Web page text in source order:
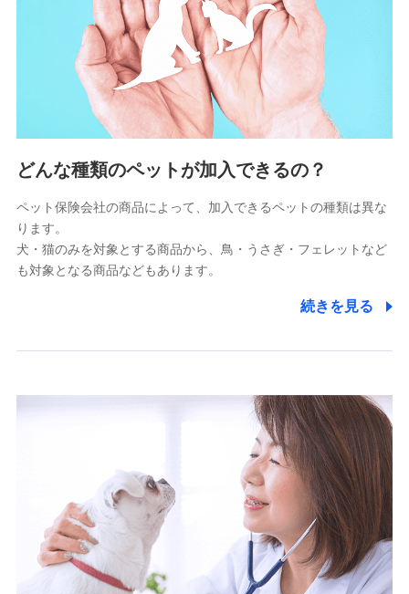
供し、金融商品等の契約を勧奨するため
アンケートやキャンペーン等の実施のため
上記に係る連絡・手続き・管理等付帯業務を行うため
5.通話録音にて取得する情報
電話対応の品質向上およびお問合せ内容の正確な把握のため
6.採用応募者の個人情報
7.社員（従業者）の個人情報
人事･勤怠･健康・労務等の管理、給与支給、福利厚生・採用
退職関連処理等の各種手続きのため、当社と従業員または従
のため
各種お問い合わせに対応するため
10.受託業務の 個人情報
受託業務の遂行およびこれらに準ずる業務の遂行のため
11.マイカー通勤管理クラウド並びに法人向けASPサー
どんな種類のペットが加入できるの？
ペット保険会社の商品によって、加入できるペットの種類は異な
ります。
犬・猫のみを対象とする商品から、鳥・うさぎ・フェレットなど
も対象となる商品などもあります。
続きを見る